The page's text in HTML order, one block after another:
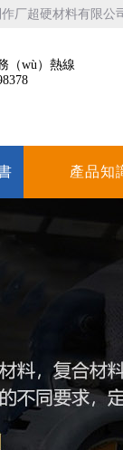
作厂超硬材料有限
（wù）熱線
產品知